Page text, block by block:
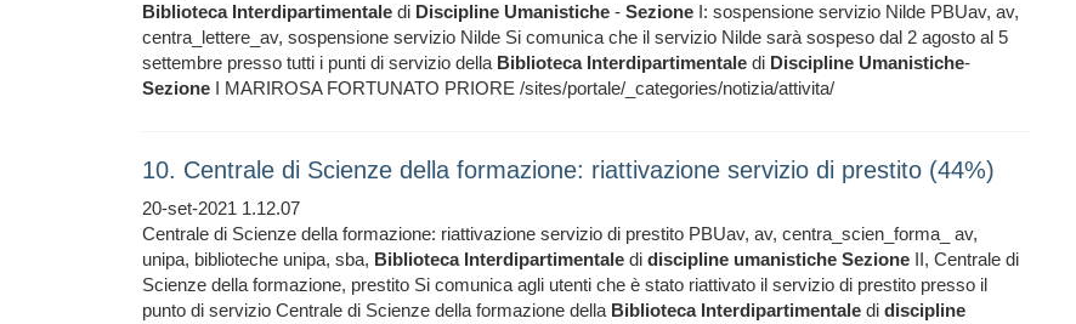
Biblioteca Interdipartimentale di Discipline Umanistiche - Sezione I: sospensione servizio Nilde PBUav, av,
centra_lettere_av, sospensione servizio Nilde Si comunica che il servizio Nilde sarà sospeso dal 2 agosto al 5
settembre presso tutti i punti di servizio della Biblioteca Interdipartimentale di Discipline Umanistiche-
Sezione I MARIROSA FORTUNATO PRIORE /sites/portale/_categories/notizia/attivita/
10. Centrale di Scienze della formazione: riattivazione servizio di prestito (44%)
20-set-2021 1.12.07
Centrale di Scienze della formazione: riattivazione servizio di prestito PBUav, av, centra_scien_forma_ av,
unipa, biblioteche unipa, sba, Biblioteca Interdipartimentale di discipline umanistiche Sezione II, Centrale di
Scienze della formazione, prestito Si comunica agli utenti che è stato riattivato il servizio di prestito presso il
punto di servizio Centrale di Scienze della formazione della Biblioteca Interdipartimentale di discipline